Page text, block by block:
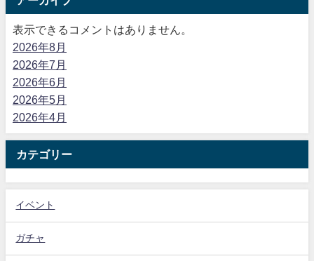
表示できるコメントはありません。
2026年8月
2026年7月
2026年6月
2026年5月
2026年4月
カテゴリー
イベント
ガチャ